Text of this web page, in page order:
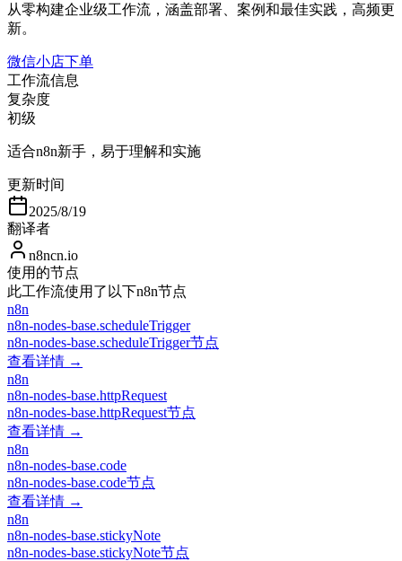
从零构建企业级工作流，涵盖部署、案例和最佳实践，高频更
新。
微信小店下单
工作流信息
复杂度
初级
适合n8n新手，易于理解和实施
更新时间
2025/8/19
翻译者
n8ncn.io
使用的节点
此工作流使用了以下n8n节点
n8n
n8n-nodes-base.scheduleTrigger
n8n-nodes-base.scheduleTrigger节点
查看详情 →
n8n
n8n-nodes-base.httpRequest
n8n-nodes-base.httpRequest节点
查看详情 →
n8n
n8n-nodes-base.code
n8n-nodes-base.code节点
查看详情 →
n8n
n8n-nodes-base.stickyNote
n8n-nodes-base.stickyNote节点